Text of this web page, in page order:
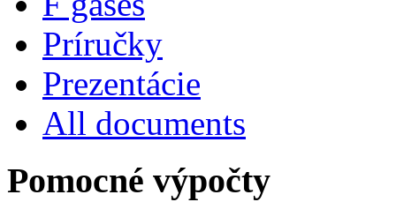
Príručky
Prezentácie
All documents
Pomocné výpočty